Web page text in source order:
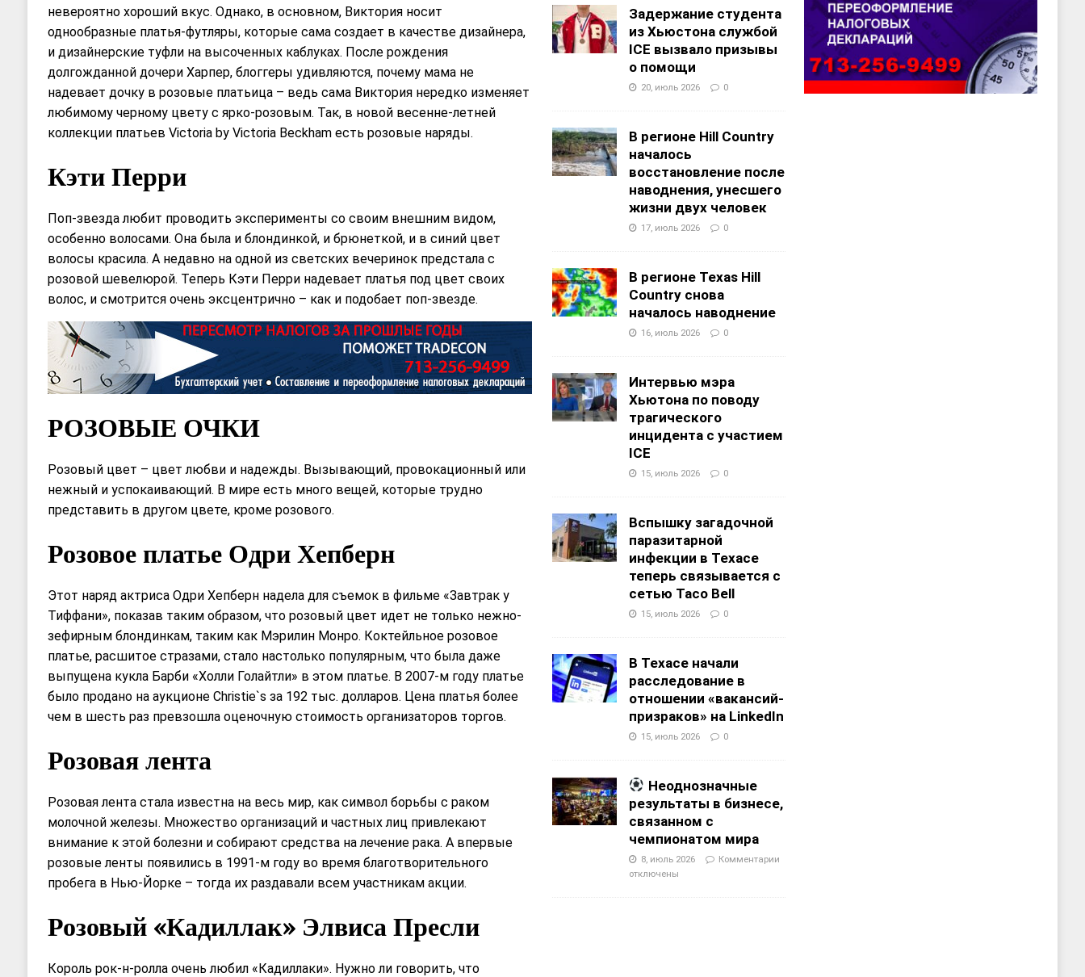
невероятно хороший вкус. Однако, в основном, Виктория носит
однообразные платья-футляры, которые сама создает в качестве дизайнера,
и дизайнерские туфли на высоченных каблуках. После рождения
долгожданной дочери Харпер, блоггеры удивляются, почему мама не
надевает дочку в розовые платьица – ведь сама Виктория нередко изменяет
любимому черному цвету с ярко-розовым. Так, в новой весенне-летней
коллекции платьев Victoria by Victoria Beckham есть розовые наряды.
Кэти Перри
Поп-звезда любит проводить эксперименты со своим внешним видом,
особенно волосами. Она была и блондинкой, и брюнеткой, и в синий цвет
волосы красила. А недавно на одной из светских вечеринок предстала с
розовой шевелюрой. Теперь Кэти Перри надевает платья под цвет своих
волос, и смотрится очень эксцентрично – как и подобает поп-звезде.
РОЗОВЫЕ ОЧКИ
Розовый цвет – цвет любви и надежды. Вызывающий, провокационный или
нежный и успокаивающий. В мире есть много вещей, которые трудно
представить в другом цвете, кроме розового.
Розовое платье Одри Хепберн
Этот наряд актриса Одри Хепберн надела для съемок в фильме «Завтрак у
Тиффани», показав таким образом, что розовый цвет идет не только нежно-
зефирным блондинкам, таким как Мэрилин Монро. Коктейльное розовое
платье, расшитое стразами, стало настолько популярным, что была даже
выпущена кукла Барби «Холли Голайтли» в этом платье. В 2007-м году платье
было продано на аукционе Christie`s за 192 тыс. долларов. Цена платья более
чем в шесть раз превзошла оценочную стоимость организаторов торгов.
Розовая лента
Розовая лента стала известна на весь мир, как символ борьбы с раком
молочной железы. Множество организаций и частных лиц привлекают
внимание к этой болезни и собирают средства на лечение рака. А впервые
розовые ленты появились в 1991-м году во время благотворительного
пробега в Нью-Йорке – тогда их раздавали всем участникам акции.
Розовый «Кадиллак» Элвиса Пресли
Король рок-н-ролла очень любил «Кадиллаки». Нужно ли говорить, что
Задержание студента
из Хьюстона службой
ICE вызвало призывы
о помощи
20, июль 2026 0
В регионе Hill Country
началось
восстановление после
наводнения, унесшего
жизни двух человек
17, июль 2026 0
В регионе Texas Hill
Country снова
началось наводнение
16, июль 2026 0
Интервью мэра
Хьютона по поводу
трагического
инцидента с участием
ICE
15, июль 2026 0
Вспышку загадочной
паразитарной
инфекции в Техасе
теперь связывается с
сетью Taco Bell
15, июль 2026 0
В Техасе начали
расследование в
отношении «вакансий-
призраков» на LinkedIn
15, июль 2026 0
Неоднозначные
результаты в бизнесе,
связанном с
чемпионатом мира
8, июль 2026
Комментарии
отключены